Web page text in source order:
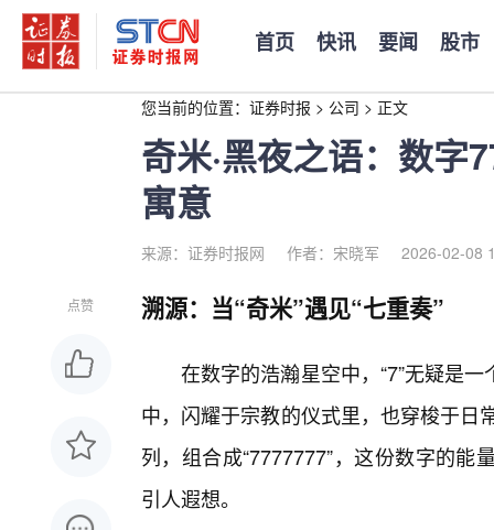
首页 快讯 要闻 股市
您当前的位置： 证券时报 > 公司 > 正文
奇米·黑夜之语：数字
寓意
来源：证券时报网 作者：宋晓军 2026-02-08
点赞 溯源：当“奇米”遇见“七重奏”
在数字的浩瀚星空中，“7”无疑是
中，闪耀于宗教的仪式里，也穿梭于日
列，组合成“7777777”，这份数字的
引人遐想。